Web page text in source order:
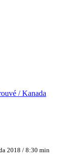
/ Kanada
2018 / 8:30 min